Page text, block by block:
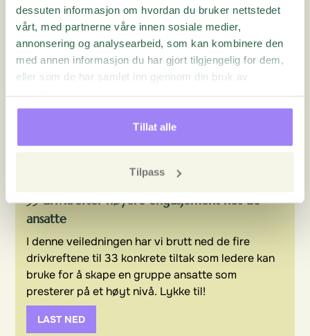
dessuten informasjon om hvordan du bruker nettstedet
vårt, med partnerne våre innen sosiale medier,
annonsering og analysearbeid, som kan kombinere den
med annen informasjon du har gjort tilgjengelig for dem,
eller som de har samlet inn gjennom din bruk av
Tillat alle
Tilpass
bare gi de beste oppmerksomhet La heller små
grupper ha felles mål og felles feiringer slik at de
naturlig kan jobbe i motgang, medgang og bli kjent
underveis.
høyere engasjement
33 drivkrefter høyere engasjement hos de
ansatte
I denne veiledningen har vi brutt ned de fire
drivkreftene til 33 konkrete tiltak som ledere kan
bruke for å skape en gruppe ansatte som
presterer på et høyt nivå. Lykke til!
LAST NED